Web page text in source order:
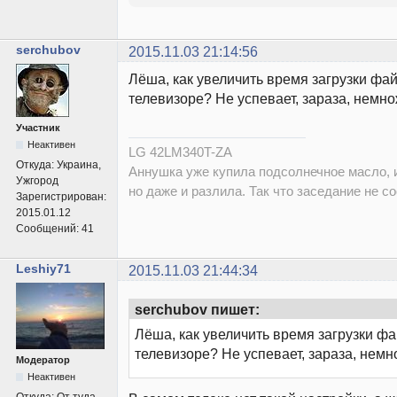
serchubov 2015.11.03 21:14:56
Участник
Неактивен
Откуда: Украина,
Ужгород
Зарегистрирован:
2015.01.12
Сообщений: 41
Лёша, как увеличить время загрузки
телевизоре? Не успевает, зараза,
LG 42LM340T-ZA
Аннушка уже купила подсолнечное масло,
но даже и разлила. Так что заседание не
Leshiy71 2015.11.03 21:44:34
Модератор
Неактивен
serchubov пишет:
Лёша, как увеличить время загрузки
телевизоре? Не успевает, зараза,